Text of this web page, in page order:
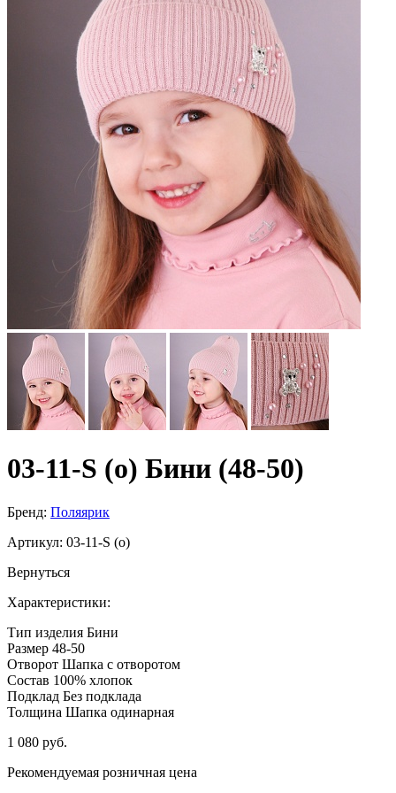
03-11-S (о) Бини (48-50)
Бренд: Поляярик
Артикул: 03-11-S (о)
Вернуться
Характеристики:
Тип изделия Бини
Размер 48-50
Отворот Шапка с отворотом
Состав 100% хлопок
Подклад Без подклада
Толщина Шапка одинарная
1 080 руб.
Рекомендуемая розничная цена